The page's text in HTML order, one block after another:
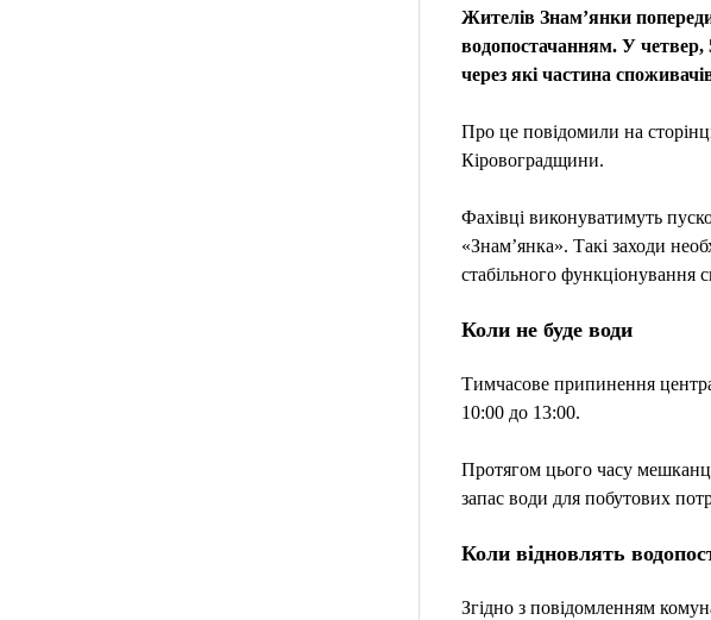
Жителів Знам’янки
водопостачанням. У четвер,
через які частина
Про це повідомили на
Кіровоградщини.
Фахівці виконуватимуть
«Знам’янка». Такі заходи
стабільного функціонування
Коли не буде води
Тимчасове припинення
10:00 до 13:00.
Протягом цього часу
запас води для побутових
Коли відновлять
Згідно з повідомленням